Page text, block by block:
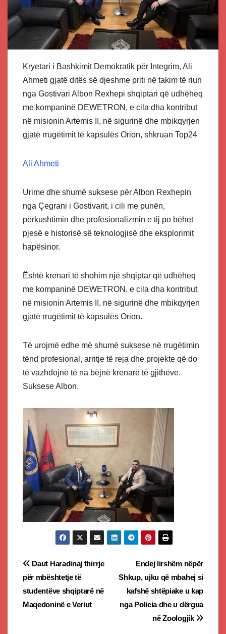
Kryetari i Bashkimit Demokratik për Integrim, Ali
Ahmeti gjatë ditës së djeshme priti në takim të riun
nga Gostivari Albon Rexhepi shqiptari që udhëheq
me kompaninë DEWETRON, e cila dha kontribut
në misionin Artemis II, në sigurinë dhe mbikqyrjen
gjatë rrugëtimit të kapsulës Orion, shkruan Top24
Ali Ahmeti
Urime dhe shumë suksese për Albon Rexhepin
nga Çegrani i Gostivarit, i cili me punën,
përkushtimin dhe profesionalizmin e tij po bëhet
pjesë e historisë së teknologjisë dhe eksplorimit
hapësinor.
Është krenari të shohim një shqiptar që udhëheq
me kompaninë DEWETRON, e cila dha kontribut
në misionin Artemis II, në sigurinë dhe mbikqyrjen
gjatë rrugëtimit të kapsulës Orion.
Të urojmë edhe më shumë suksese në rrugëtimin
tënd profesional, arritje të reja dhe projekte që do
të vazhdojnë të na bëjnë krenarë të gjithëve.
Suksese Albon.
Post
navigation
Endej lirshëm nëpër
Shkup, ujku që mbahej si
kafshë shtëpiake u kap
nga Policia dhe u dërgua
në Zoologjik
Daut Haradinaj thirrje
për mbështetje të
studentëve shqiptarë në
Maqedoninë e Veriut